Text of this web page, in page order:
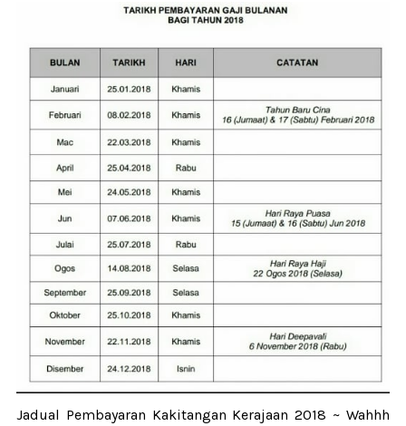
Jadual Pembayaran Kakitangan Kerajaan 2018 ~ Wahhh